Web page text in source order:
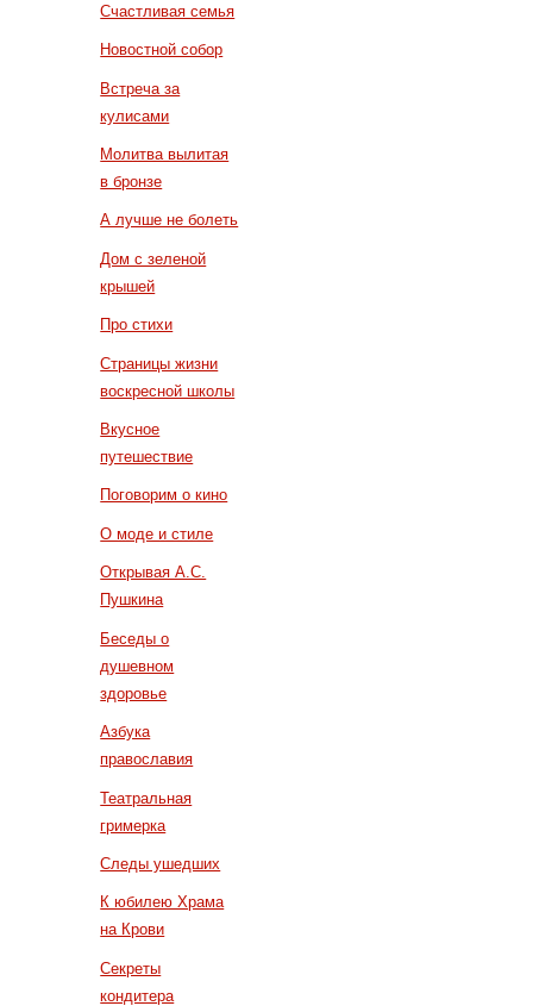
Счастливая семья
Новостной собор
Встреча за
кулисами
Молитва вылитая
в бронзе
А лучше не болеть
Дом с зеленой
крышей
Про стихи
Страницы жизни
воскресной школы
Вкусное
путешествие
Поговорим о кино
О моде и стиле
Открывая А.С.
Пушкина
Беседы о
душевном
здоровье
Азбука
православия
Театральная
гримерка
Следы ушедших
К юбилею Храма
на Крови
Секреты
кондитера